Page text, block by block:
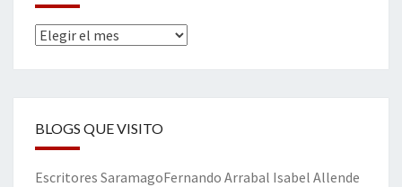
Archivos
BLOGS QUE VISITO
Escritores SaramagoFernando Arrabal Isabel Allende